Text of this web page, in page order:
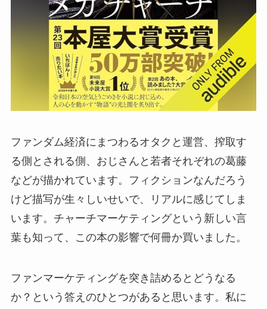
ファンダム経済にまつわるオタクと運営、搾取す
る側とされる側、おじさんと若者それぞれの葛藤
などが描かれています。フィクションなんだろう
けど描写が生々しいせいで、リアルに感じてしま
います。チャーチマーケティングという新しい言
葉も知って、この本の影響で何冊か買いました。
ファンマーケティングを突き詰めるとどうなる
か？という答えのひとつがあると思います。私に